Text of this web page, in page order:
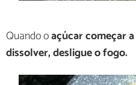
Quando oaçúcar começar
dissolver, desligue o fogo.